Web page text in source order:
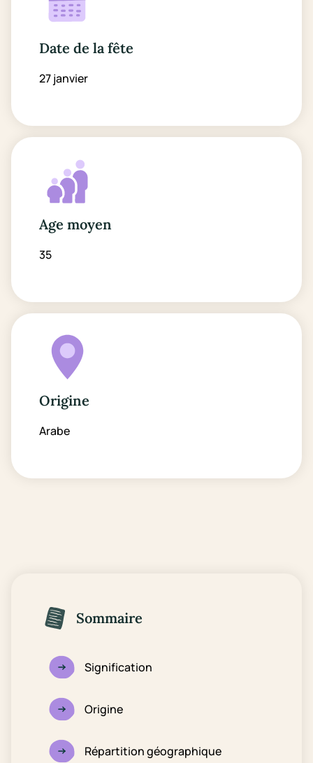
Date de la fête
27 janvier
Age moyen
35
Origine
Arabe
Sommaire
Signification
Origine
Répartition géographique